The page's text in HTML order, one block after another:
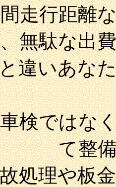
走行距離
無駄な出
違いあな
検ではな
て整
処理や板